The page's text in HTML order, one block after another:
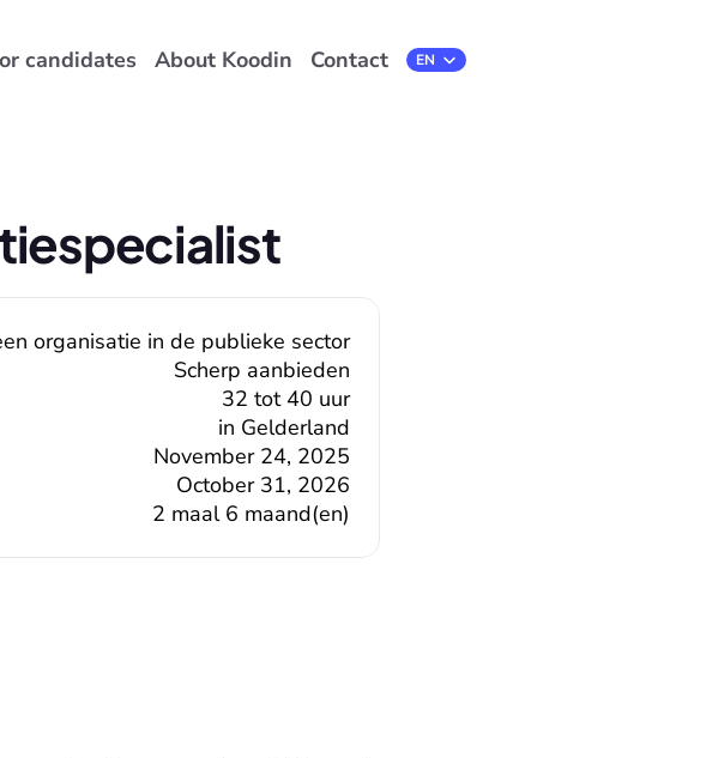
candidates About Koodin Contact Select Language
EN
November 24, 2025
October 31, 2026
2 maal 6 maand(en)
organisatie in de publieke sector
Scherp aanbieden
32 tot 40 uur
in Gelderland